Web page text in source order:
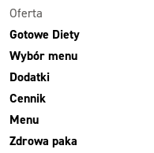
Oferta
Gotowe Diety
Wybór menu
Dodatki
Cennik
Menu
Zdrowa paka